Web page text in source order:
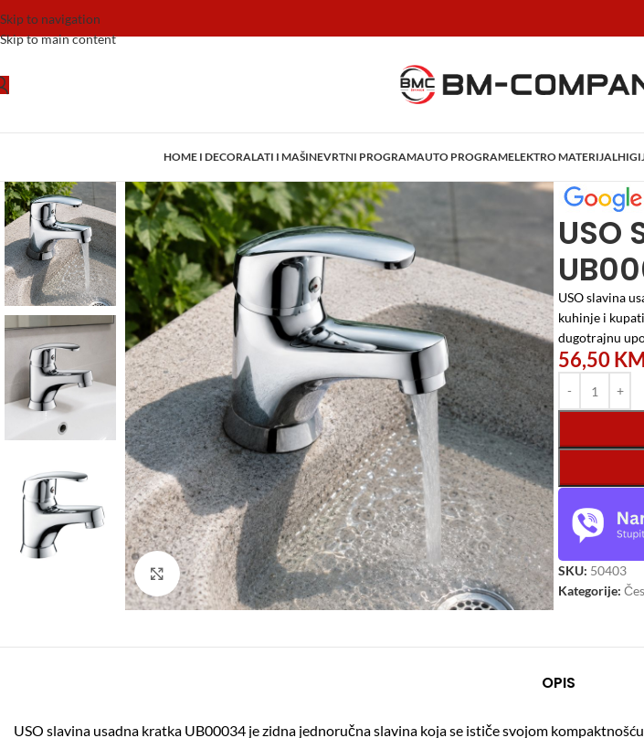
Skip to navigation
Skip to main content
HOME I DECORALATI I MAŠINEVRTNI PROGRAMAUTO PROGRAMELEKTRO MATERIJAL
Click to enlarge
Početna/
USO
USO slavina
kuhinje i
dugotrajnu
56,50KM
SKU: 50403
Kategorije:
OPIS
USO slavina usadna kratka UB00034 je zidna jednoručna slavina koja se ističe svojom